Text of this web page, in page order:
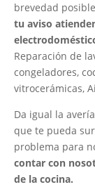
brevedad
tu aviso
Reparación de
congeladores,
vitrocerámicas,
Da igual la
que te pueda
problema para
contar con
de la cocina.